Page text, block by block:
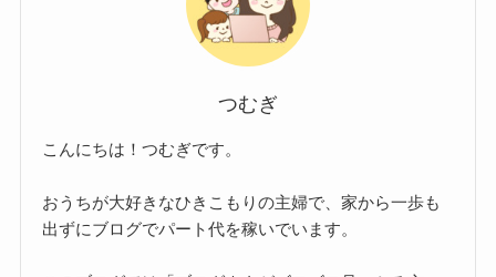
つむぎ
こんにちは！つむぎです。
おうちが大好きなひきこもりの主婦で、家から一歩も
出ずにブログでパート代を稼いでいます。